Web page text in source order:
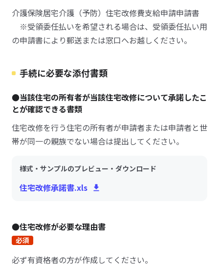
介護保険居宅介護（予防）住宅改修費支給申請申請書
※受領委任払いを希望される場合は、受領委任払い用
の申請書により郵送または窓口へお越しください。
手続に必要な添付書類
●当該住宅の所有者が当該住宅改修について承諾したこ
とが確認できる書類
住宅改修を行う住宅の所有者が申請者または申請者と世
帯が同一の親族でない場合は提出してください。
様式・サンプルのプレビュー・ダウンロード
住宅改修承諾書.xls
●住宅改修が必要な理由書
必須
必ず有資格者の方が作成してください。